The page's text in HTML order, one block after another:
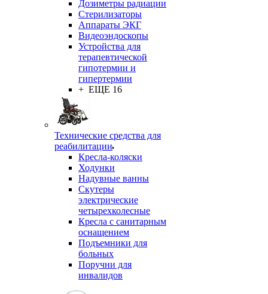
Дозиметры радиации
Стерилизаторы
Аппараты ЭКГ
Видеоэндоскопы
Устройства для
терапевтической
гипотермии и
гипертермии
+ ЕЩЕ 16
Технические средства для
реабилитации
Кресла-коляски
Ходунки
Надувные ванны
Скутеры
электрические
четырехколесные
Кресла с санитарным
оснащением
Подъемники для
больных
Поручни для
инвалидов